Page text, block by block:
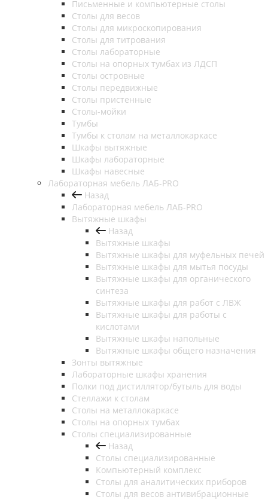
Письменные и компьютерные столы
Столы для весов
Столы для микроскопирования
Столы для титрования
Столы лабораторные
Столы на опорных тумбах из ЛДСП
Столы островные
Столы передвижные
Столы пристенные
Столы-мойки
Тумбы
Тумбы к столам на металлокаркасе
Шкафы вытяжные
Шкафы лабораторные
Шкафы навесные
Лабораторная мебель ЛАБ-PRO
Назад
Лабораторная мебель ЛАБ-PRO
Вытяжные шкафы
Назад
Вытяжные шкафы
Вытяжные шкафы для муфельных печей
Вытяжные шкафы для мытья посуды
Вытяжные шкафы для органического
синтеза
Вытяжные шкафы для работ с ЛВЖ
Вытяжные шкафы для работы с
кислотами
Вытяжные шкафы напольные
Вытяжные шкафы общего назначения
Зонты вытяжные
Лабораторные шкафы хранения
Полки под дистиллятор/бутыль для воды
Стеллажи к столам
Столы на металлокаркасе
Столы на опорных тумбах
Столы специализированные
Назад
Столы специализированные
Компьютерный комплекс
Столы для аналитических приборов
Столы для весов антивибрационные